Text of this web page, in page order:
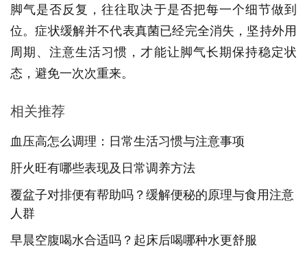
脚气是否反复，往往取决于是否把每一个细节做到
位。症状缓解并不代表真菌已经完全消失，坚持外用
周期、注意生活习惯，才能让脚气长期保持稳定状
态，避免一次次重来。
相关推荐
血压高怎么调理：日常生活习惯与注意事项
肝火旺有哪些表现及日常调养方法
覆盆子对排便有帮助吗？缓解便秘的原理与食用注意
人群
早晨空腹喝水合适吗？起床后喝哪种水更舒服